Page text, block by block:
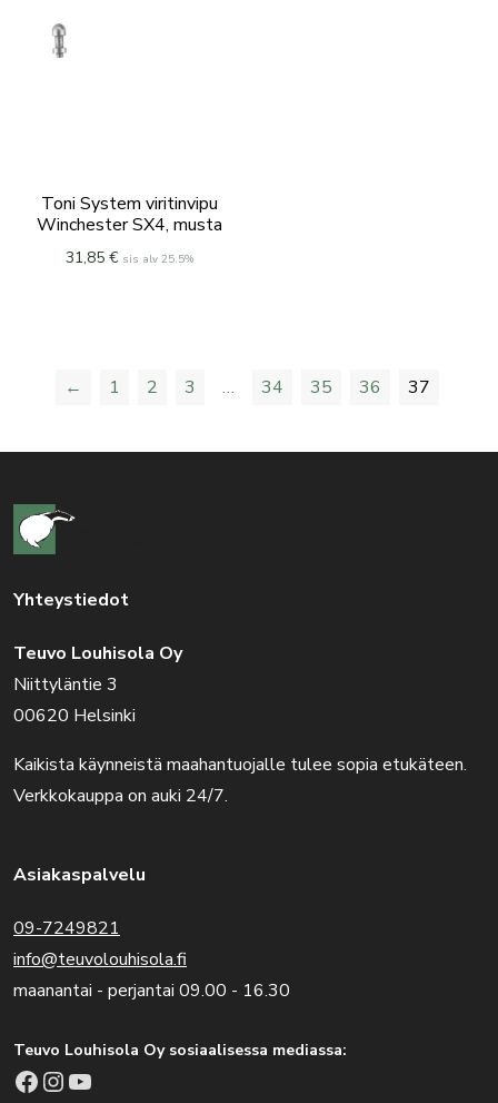
Toni System viritinvipu
Winchester SX4, musta
31,85€ sis alv 25.5%
← 1 2 3 … 34 35 36 37
Yhteystiedot
Teuvo Louhisola Oy
Niittyläntie 3
00620 Helsinki
Kaikista käynneistä maahantuojalle tulee sopia etukäteen.
Verkkokauppa on auki 24/7.
Asiakaspalvelu
09-7249821
info@teuvolouhisola.fi
maanantai - perjantai 09.00 - 16.30
Teuvo Louhisola Oy sosiaalisessa mediassa:
Facebook Instagram YouTube